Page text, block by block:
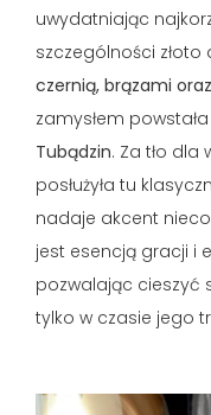
uwydatniając
szczególności
czernią, brązami
zamysłem
Tubądzin. Za tło dla
posłużyła tu
nadaje akcent
jest esencją gracji i
pozwalając cieszyć
tylko w czasie jego